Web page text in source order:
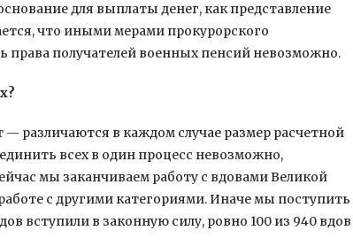
для выплаты денег, как представление
что иными мерами прокурорского
права получателей военных пенсий невозможно.
различаются в каждом случае размер расчетной
всех в один процесс невозможно,
мы заканчиваем работу с вдовами Великой
с другими категориями. Иначе мы поступить
вступили в законную силу, ровно 100 из 940 вдов